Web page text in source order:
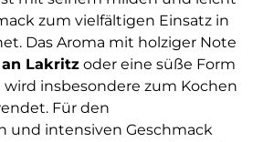
zum vielfältigen Einsatz in
Das Aroma mit holziger Note
Lakritz oder eine süße Form
insbesondere zum Kochen
Für den
und intensiven Geschmack